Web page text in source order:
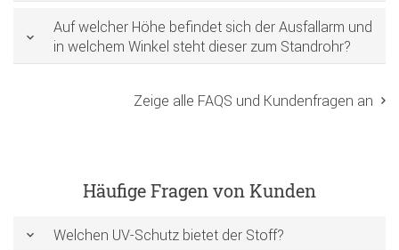
Auf welcher Höhe befindet sich der Ausfallarm und
in welchem Winkel steht dieser zum Standrohr?
Zeige alle FAQS und Kundenfragen an
Häufige Fragen von Kunden
Welchen UV-Schutz bietet der Stoff?